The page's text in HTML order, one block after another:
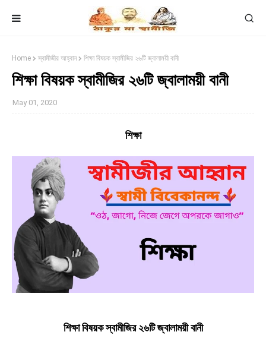
Home স্বামীজীর আহ্বান শিক্ষা বিষয়ক স্বামীজির ২৬টি জ্বালাময়ী বানী
শিক্ষা বিষয়ক স্বামীজির ২৬টি জ্বালাময়ী বানী
May 01, 2020
শিক্ষা
শিক্ষা বিষয়ক স্বামীজির ২৬টি জ্বালাময়ী বানী